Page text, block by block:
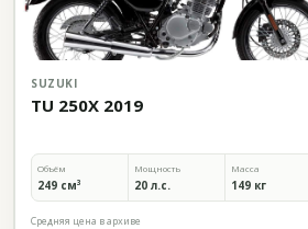
SUZUKI
TU 250X 2019
Объём
249 см³
Мощность
20 л.с.
Масса
149 кг
Средняя цена в архиве